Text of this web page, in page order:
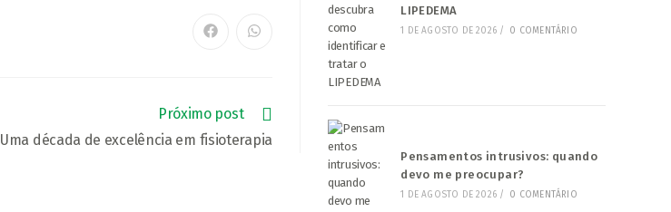
Abre
Abre
Próximo post
Uma década de excelência em fisioterapia
LIPEDEMA
1 DE AGOSTO DE 2026 / 0 COMENTÁRIO
Pensamentos intrusivos: quando
devo me preocupar?
1 DE AGOSTO DE 2026 / 0 COMENTÁRIO